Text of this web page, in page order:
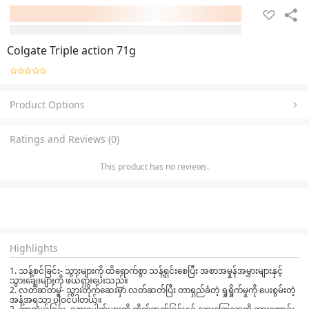
Colgate Triple action 71g
Product Options
Ratings and Reviews (0)
This product has no reviews.
Highlights
1. သန့်စင်ခြင်း- သွားများကို ထိရောက်စွာ သန့်ရှင်းစေပြီး အစာအမှုန်အမွှားများနှင့်
သွားချေးများကို ဖယ်ရှားပေးသည်။
2. လတ်ဆတ်မှု- သွားတိုက်ဆေးမှာ လတ်ဆတ်ပြီး တာရှည်ခံတဲ့ ရှုရှိုက်မှုကို ပေးစွမ်းတဲ့
အနံ့အရသာ ပါဝင်ပါတယ်။